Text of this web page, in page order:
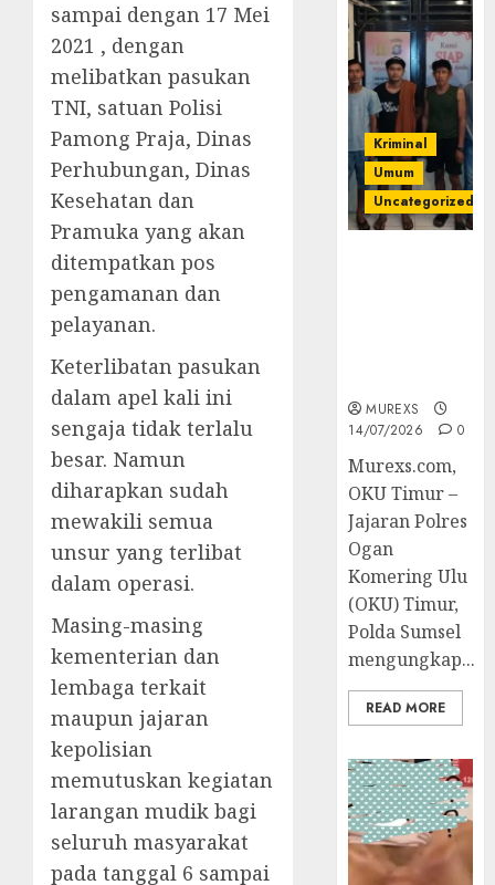
sampai dengan 17 Mei
2021 , dengan
melibatkan pasukan
TNI, satuan Polisi
Pamong Praja, Dinas
Perhubungan, Dinas
Kesehatan dan
Pramuka yang akan
ditempatkan pos
pengamanan dan
pelayanan.
Keterlibatan pasukan
dalam apel kali ini
sengaja tidak terlalu
besar. Namun
diharapkan sudah
mewakili semua
unsur yang terlibat
dalam operasi.
Masing-masing
kementerian dan
lembaga terkait
maupun jajaran
kepolisian
memutuskan kegiatan
larangan mudik bagi
seluruh masyarakat
pada tanggal 6 sampai
Kriminal
Umum
Uncategorized
MUREXS
14/07/2026
0
Murexs.com,
OKU Timur –
Jajaran Polres
Ogan
Komering Ulu
(OKU) Timur,
Polda Sumsel
mengungkap...
READ MORE